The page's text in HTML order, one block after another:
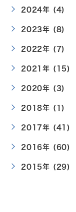
2024年 (4)
2023年 (8)
2022年 (7)
2021年 (15)
2020年 (3)
2018年 (1)
2017年 (41)
2016年 (60)
2015年 (29)